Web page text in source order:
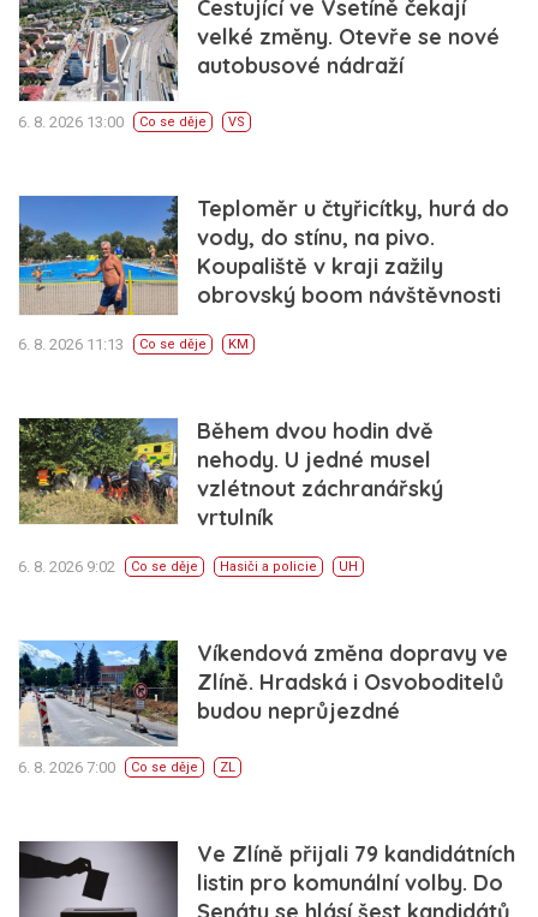
Cestující ve Vsetíně čekají
velké změny. Otevře se nové
autobusové nádraží
6. 8. 2026 13:00 Co se děje VS
Teploměr u čtyřicítky, hurá do
vody, do stínu, na pivo.
Koupaliště v kraji zažily
obrovský boom návštěvnosti
6. 8. 2026 11:13 Co se děje KM
Během dvou hodin dvě
nehody. U jedné musel
vzlétnout záchranářský
vrtulník
6. 8. 2026 9:02 Co se děje Hasiči a policie UH
Víkendová změna dopravy ve
Zlíně. Hradská i Osvoboditelů
budou neprůjezdné
6. 8. 2026 7:00 Co se děje ZL
Ve Zlíně přijali 79 kandidátních
listin pro komunální volby. Do